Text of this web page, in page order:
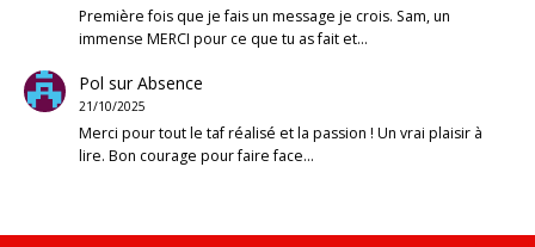
Première fois que je fais un message je crois. Sam, un
immense MERCI pour ce que tu as fait et…
Pol surAbsence
21/10/2025
Merci pour tout le taf réalisé et la passion ! Un vrai plaisir à
lire. Bon courage pour faire face…